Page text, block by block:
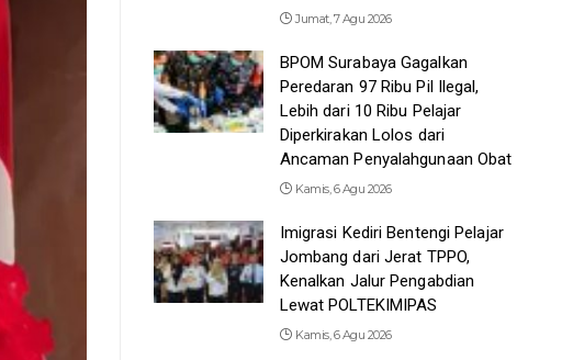
Jumat, 7 Agu 2026
BPOM Surabaya Gagalkan
Peredaran 97 Ribu Pil Ilegal,
Lebih dari 10 Ribu Pelajar
Diperkirakan Lolos dari
Ancaman Penyalahgunaan Obat
Kamis, 6 Agu 2026
Imigrasi Kediri Bentengi Pelajar
Jombang dari Jerat TPPO,
Kenalkan Jalur Pengabdian
Lewat POLTEKIMIPAS
Kamis, 6 Agu 2026